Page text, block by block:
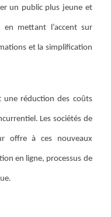
un public plus jeune et
en mettant l’accent sur
et la simplification
une réduction des coûts
Les sociétés de
offre à ces nouveaux
en ligne, processus de